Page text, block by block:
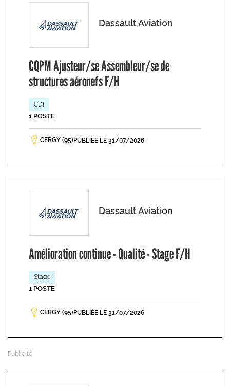
Dassault Aviation
CQPM Ajusteur/se Assembleur/se de
structures aéronefs F/H
CDI
1 POSTE
CERGY (95) PUBLIÉE LE 31/07/2026
Dassault Aviation
Amélioration continue - Qualité - Stage F/H
Stage
1 POSTE
CERGY (95) PUBLIÉE LE 31/07/2026